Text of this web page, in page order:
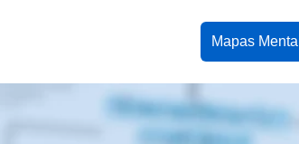
Mapas